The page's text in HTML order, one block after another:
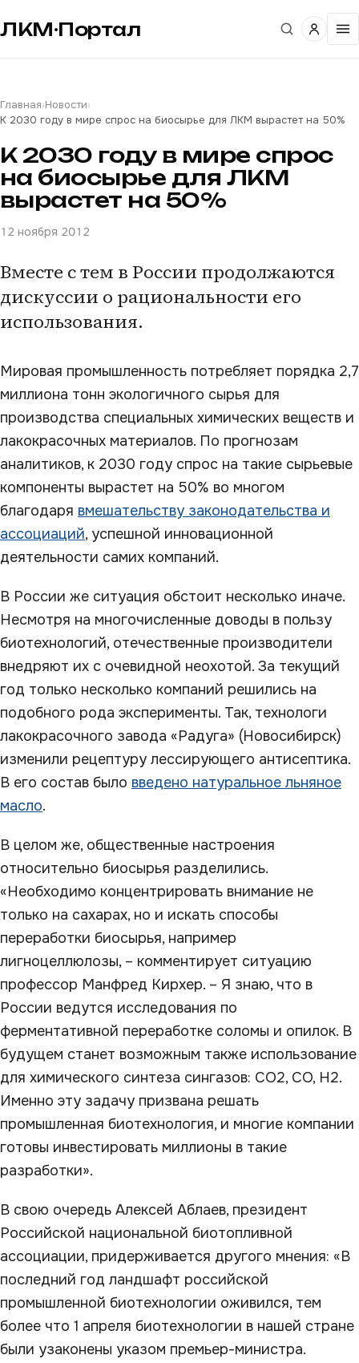
ЛКМ·Портал
Главная›Новости›
К 2030 году в мире спрос на биосырье для ЛКМ вырастет на 50%
К 2030 году в мире спрос
на биосырье для ЛКМ
вырастет на 50%
12 ноября 2012
Вместе с тем в России продолжаются
дискуссии о рациональности его
использования.
Mировая промышленность потребляет порядка 2,7
миллиона тонн экологичного сырья для
производства специальных химических веществ и
лакокрасочных материалов. По прогнозам
аналитиков, к 2030 году спрос на такие сырьевые
компоненты вырастет на 50% во многом
благодаря вмешательству законодательства и
ассоциаций, успешной инновационной
деятельности самих компаний.
В России же ситуация обстоит несколько иначе.
Несмотря на многочисленные доводы в пользу
биотехнологий, отечественные производители
внедряют их с очевидной неохотой. За текущий
год только несколько компаний решились на
подобного рода эксперименты. Так, технологи
лакокрасочного завода «Радуга» (Новосибирск)
изменили рецептуру лессирующего антисептика.
В его состав было введено натуральное льняное
масло.
В целом же, общественные настроения
относительно биосырья разделились.
«Необходимо концентрировать внимание не
только на сахарах, но и искать способы
переработки биосырья, например
лигноцеллюлозы, – комментирует ситуацию
профессор Манфред Кирхер. – Я знаю, что в
России ведутся исследования по
ферментативной переработке соломы и опилок. В
будущем станет возможным также использование
для химического синтеза сингазов: CO2, CO, Н2.
Именно эту задачу призвана решать
промышленная биотехнология, и многие компании
готовы инвестировать миллионы в такие
разработки».
В свою очередь Алексей Аблаев, президент
Российской национальной биотопливной
ассоциации, придерживается другого мнения: «В
последний год ландшафт российской
промышленной биотехнологии оживился, тем
более что 1 апреля биотехнологии в нашей стране
были узаконены указом премьер-министра.